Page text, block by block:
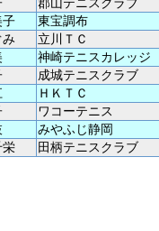
子
東宝調布
立川ＴＣ
神崎テニスカレッジ
成城テニスクラブ
ＨＫＴＣ
ワコーテニス
みやふじ静岡
栄 田柄テニスクラブ